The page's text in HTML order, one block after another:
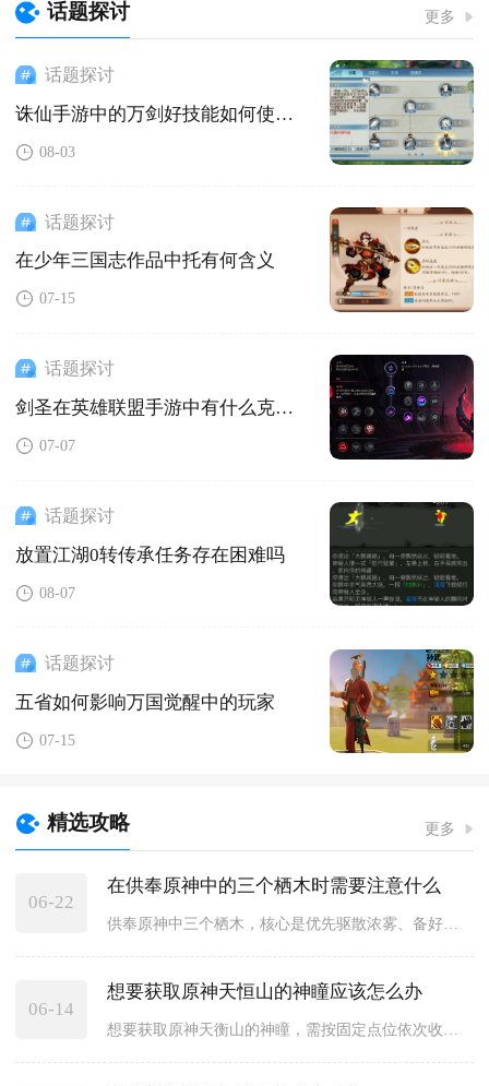
话题探讨 更多
话题探讨
诛仙手游中的万剑好技能如何使用效果最佳
08-03
话题探讨
在少年三国志作品中托有何含义
07-15
话题探讨
剑圣在英雄联盟手游中有什么克制方法
07-07
话题探讨
放置江湖0转传承任务存在困难吗
08-07
话题探讨
五省如何影响万国觉醒中的玩家
07-15
精选攻略 更多
06-22
在供奉原神中的三个栖木时需要注意什么
06-14
想要获取原神天恒山的神瞳应该怎么办